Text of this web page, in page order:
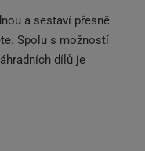
a sestaví přesně
Spolu s možností
dílů je